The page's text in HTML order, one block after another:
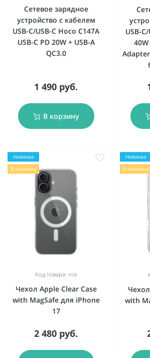
Сетевое зарядное
устройство с кабелем
USB-C/USB-C Hoco C147A
USB-C PD 20W + USB-A
QC3.0
1 490 руб.
В корзину
USB-
Новинка
В наличии
Код товара: n/a
Чехол Apple Clear Case
with MagSafe для iPhone
17
2 480 руб.
Новинка
В наличии
with